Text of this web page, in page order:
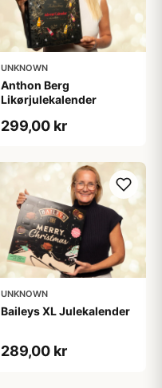
UNKNOWN
Anthon Berg
Likørjulekalender
299,00 kr
UNKNOWN
Baileys XL Julekalender
289,00 kr